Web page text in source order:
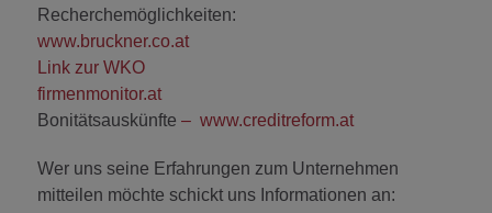
Recherchemöglichkeiten:
www.bruckner.co.at
Link zur WKO
firmenmonitor.at
Bonitätsauskünfte – www.creditreform.at
Wer uns seine Erfahrungen zum Unternehmen
mitteilen möchte schickt uns Informationen an: